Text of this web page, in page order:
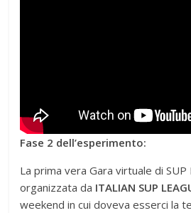
Fase 2 dell’esperimento:
La prima vera Gara virtuale di SUP
organizzata da ITALIAN SUP
weekend in cui doveva esserci la